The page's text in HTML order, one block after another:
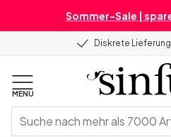
Sommer-Sale |
Diskrete
MENU